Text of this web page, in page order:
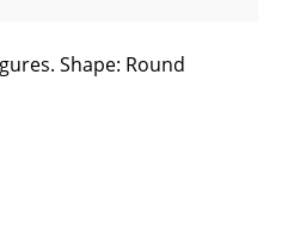
Shape: Round